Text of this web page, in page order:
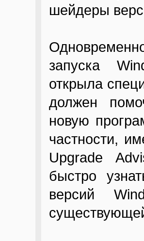
шейдеры
запуска
открыла
должен
новую
частности,
Upgrade
быстро
версий